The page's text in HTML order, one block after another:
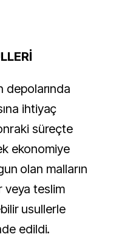
depolarında
ihtiyaç
süreçte
ekonomiye
olan malların
veya teslim
usullerle
edildi.